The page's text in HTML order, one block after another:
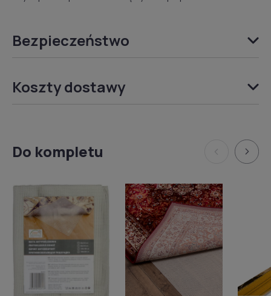
Bezpieczeństwo
Koszty dostawy
Do kompletu